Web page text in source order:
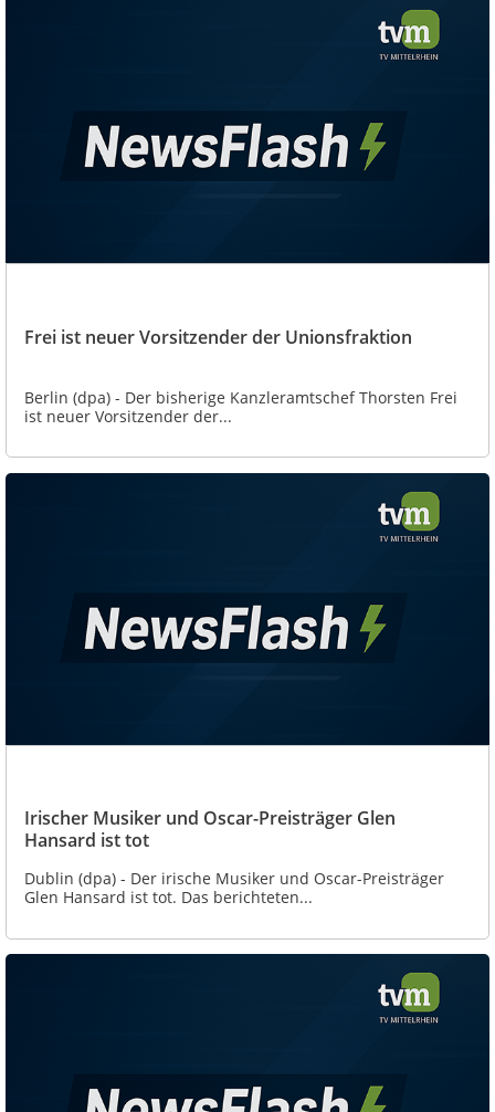
Frei ist neuer Vorsitzender der Unionsfraktion
Berlin (dpa) - Der bisherige Kanzleramtschef Thorsten Frei
ist neuer Vorsitzender der...
Irischer Musiker und Oscar-Preisträger Glen
Hansard ist tot
Dublin (dpa) - Der irische Musiker und Oscar-Preisträger
Glen Hansard ist tot. Das berichteten...